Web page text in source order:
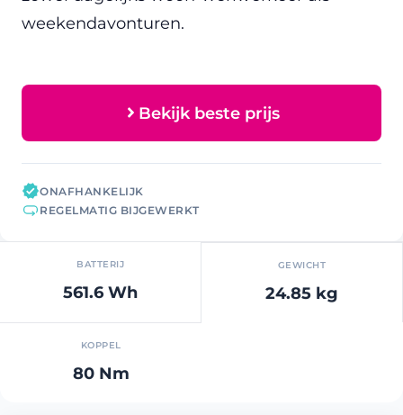
weekendavonturen.
Bekijk beste prijs
ONAFHANKELIJK
REGELMATIG BIJGEWERKT
BATTERIJ
561.6 Wh
GEWICHT
24.85 kg
KOPPEL
80 Nm